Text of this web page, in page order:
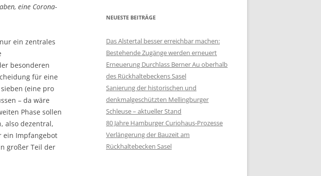
eine Corona-
ein zentrales
besonderen
für eine
(eine pro
– da wäre
Phase sollen
also dezentral,
ein Impfangebot
großer Teil der
NEUESTE BEITRÄGE
Das Alstertal besser erreichbar machen:
Bestehende Zugänge werden erneuert
Erneuerung Durchlass Berner Au oberhalb
des Rückhalte­beckens Sasel
Sanierung der historischen und
denkmalgeschützten Mellingburger
Schleuse – aktueller Stand
80 Jahre Hamburger Curiohaus-Prozesse
Verlängerung der Bauzeit am
Rückhaltebecken Sasel